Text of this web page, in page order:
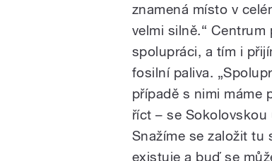
znamená místo v
velmi silně.“
spolupráci, a tím i
fosilní paliva.
případě s nimi máme
říct – se
Snažíme se založit tu
existuje a buď se